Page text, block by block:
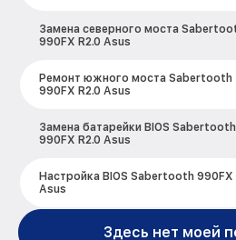
Замена северного моста
990FX R2.0 Asus
Ремонт южного моста Sabertooth
990FX R2.0 Asus
Замена батарейки BIOS Sabertooth
990FX R2.0 Asus
Настройка BIOS Sabertooth 990FX
Asus
Здесь нет моей